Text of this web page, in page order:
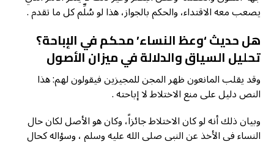
يصعب معه الاقتداء، والحكم بالجواز، هذا لو سُلِّم كل ما تقدم .
هل حديث ‘وعظ النساء’ محكم في الإباحة؟
تحليل السياق والدلالة في ميزان الأصول
وقد يقلب المانعون ظهر المجن للمجيزين فيقولون لهم: هذا
النص دليل على منع الاختلاط لا إباحته .
وبيان ذلك أنه لو كان الاختلاط جائزاً، وكان هو الأصل لكان حال
النساء في الأخذ عن النبي صلى الله عليه وسلم ، وسؤاله كحال